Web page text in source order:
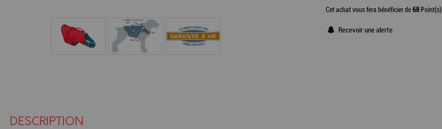
Cet achat vous fera bénéficier de68 Point(s)
Recevoir une alerte
DESCRIPTION